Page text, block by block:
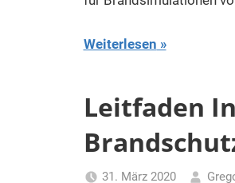
Weiterlesen
Leitfaden
31. März 2020